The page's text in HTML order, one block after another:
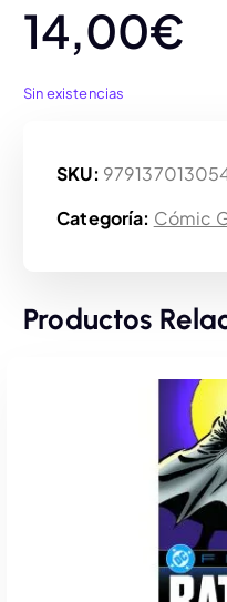
14,00€
Sin existencias
SKU:
Categoría: Cómic
Productos